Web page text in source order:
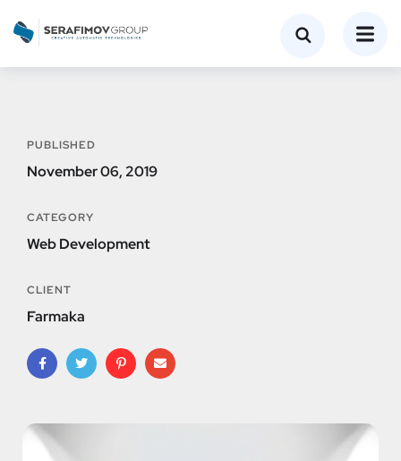
PUBLISHED
November 06, 2019
CATEGORY
Web Development
CLIENT
Farmaka